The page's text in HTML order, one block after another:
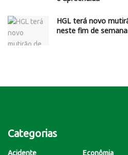
HGL terá novo
neste fim de semana
Categorias
Acidente
Econômia